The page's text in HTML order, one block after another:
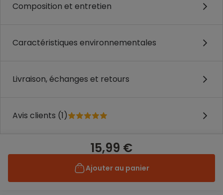
Composition et entretien
Caractéristiques environnementales
Livraison, échanges et retours
Avis clients (1)
15,99 €
Ajouter au panier